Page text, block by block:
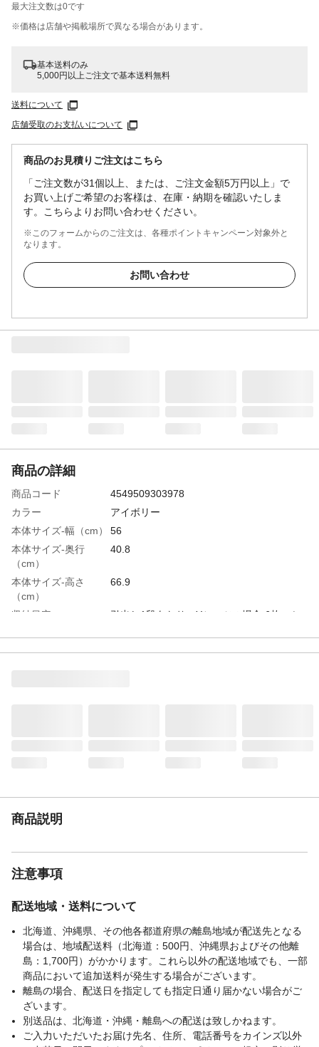
最大注文数は0です
※価格は​店舗や​掲載場所で​異なる​場合が​あります。
基本送料のみ
5,000円以上ご注文で基本送料無料
送料について
店舗受取のお支払いについて
商品のお見積りご注文はこちら
「ご注文数が31個以上、または、ご注文金額5万円以上」で
お買い上げご希望のお客様は、在庫・納期を確認いたしま
す。こちらよりお問い合わせください。
※このフォームからのご注文は、各種ポイントキャンペーン対象外と
なります。
お問い合わせ
商品の詳細
商品コード
4549509303978
カラー
アイボリー
本体サイズ-幅（cm）
56
本体サイズ-奥行
（cm）
40.8
本体サイズ-高さ
（cm）
66.9
収納目安
引出し1段あたり Yシャツの場合:6枚、セ
商品説明
注意事項
配送地域・送料について
北海道、沖縄県、その他各都道府県の離島地域が配送先となる
場合は、地域配送料（北海道：500円、沖縄県およびその他離
島：1,700円）がかかります。これら以外の配送地域でも、一部
商品において追加送料が発生する場合がございます。
離島の場合、配送日を指定しても指定日通り届かない場合がご
ざいます。
別送品は、北海道・沖縄・離島への配送は致しかねます。
ご入力いただいたお届け先名、住所、電話番号をカインズ以外